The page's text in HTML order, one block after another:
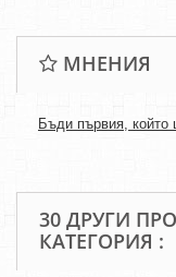
МНЕНИЯ
Бъди първия,
30 ДРУГИ
КАТЕГОРИЯ :